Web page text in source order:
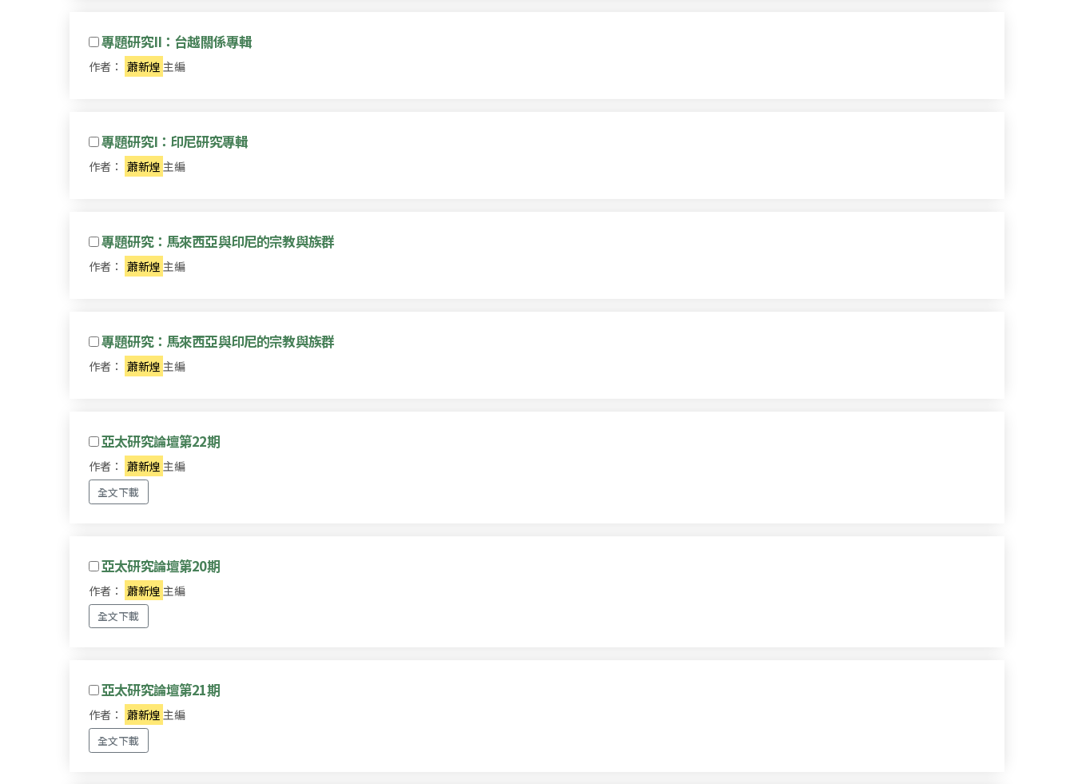
專題研究II：台越關係專輯
作者： 蕭新煌 主編
專題研究I：印尼研究專輯
作者： 蕭新煌 主編
專題研究：馬來西亞與印尼的宗教與族群
作者： 蕭新煌 主編
專題研究：馬來西亞與印尼的宗教與族群
作者： 蕭新煌 主編
亞太研究論壇第22期
作者： 蕭新煌 主編
全文下載
亞太研究論壇第20期
作者： 蕭新煌 主編
全文下載
亞太研究論壇第21期
作者： 蕭新煌 主編
全文下載